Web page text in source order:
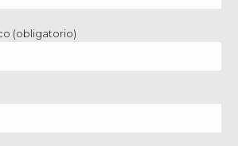
(obligatorio)